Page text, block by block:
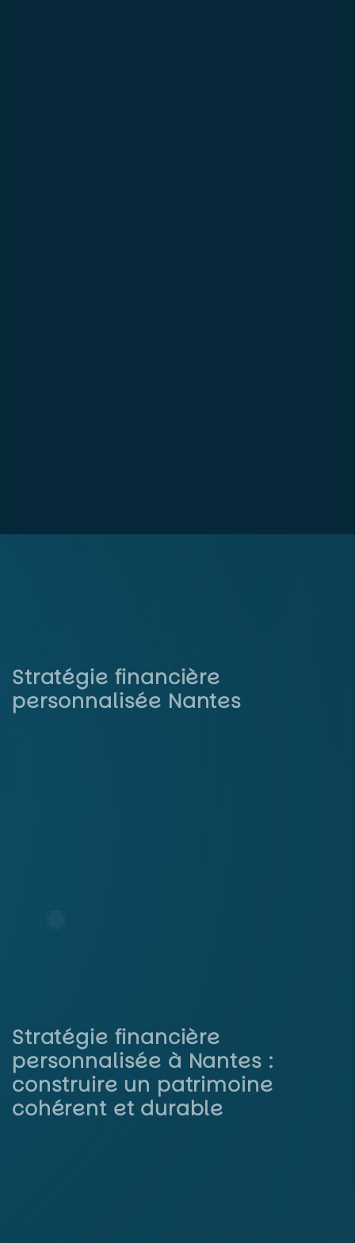
Stratégie financière
personnalisée Nantes
Stratégie financière
personnalisée à Nantes :
construire un patrimoine
cohérent et durable